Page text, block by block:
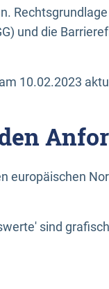
und die
10.02.2023
europäischen
sind